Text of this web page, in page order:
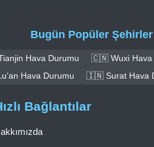
Bugün Popüler Şehirler
Hava Durumu 🇨🇳 Wuxi Hava
Hava Durumu 🇮🇳 Surat Hava
Bağlantılar